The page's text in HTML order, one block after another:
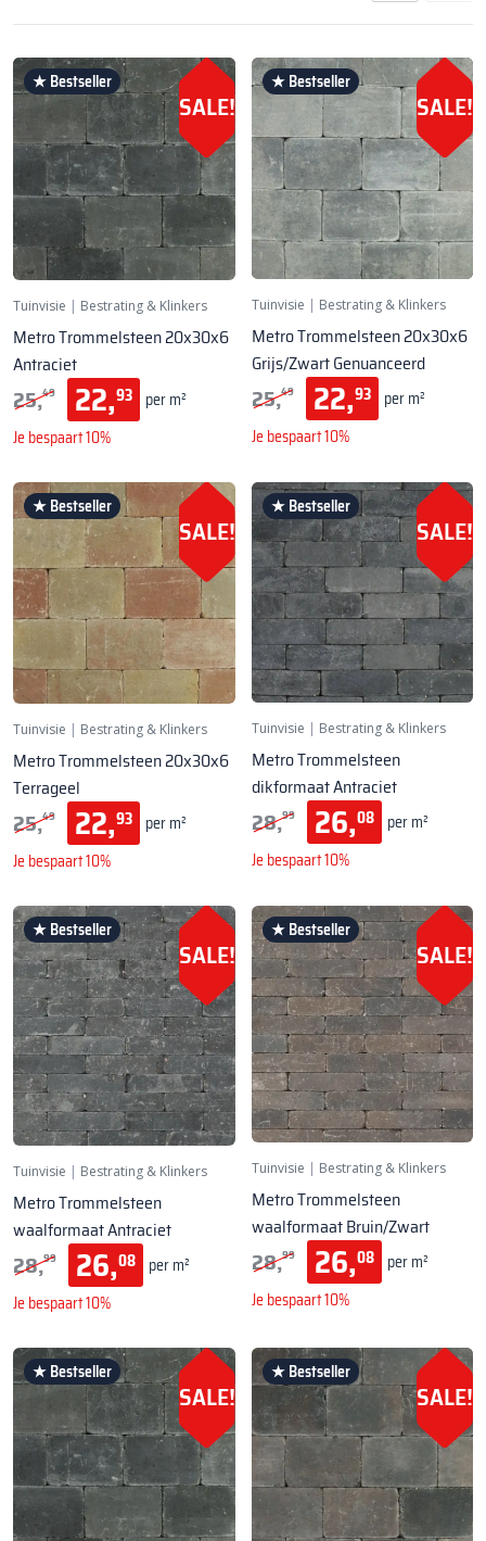
★ Bestseller
SALE!
Tuinvisie | Bestrating & Klinkers
Metro Trommelsteen 20x30x6
Antraciet
25,49 22,93 per m²
Je bespaart 10%
★ Bestseller
SALE!
Tuinvisie | Bestrating & Klinkers
Metro Trommelsteen 20x30x6
Grijs/Zwart Genuanceerd
25,49 22,93
per m²
Je bespaart 10%
★ Bestseller
SALE!
Tuinvisie | Bestrating & Klinkers
Metro Trommelsteen 20x30x6
Terrageel
25,49 22,93 per m²
Je bespaart 10%
★ Bestseller
SALE!
Tuinvisie | Bestrating & Klinkers
Metro Trommelsteen
dikformaat Antraciet
28,99 26,08
per m²
Je bespaart 10%
★ Bestseller
SALE!
Tuinvisie | Bestrating & Klinkers
Metro Trommelsteen
waalformaat Antraciet
28,99 26,08 per m²
Je bespaart 10%
★ Bestseller
SALE!
Tuinvisie | Bestrating & Klinkers
Metro Trommelsteen
waalformaat Bruin/Zwart
28,99 26,08
per m²
Je bespaart 10%
★ Bestseller
SALE!
★ Bestseller
SALE!